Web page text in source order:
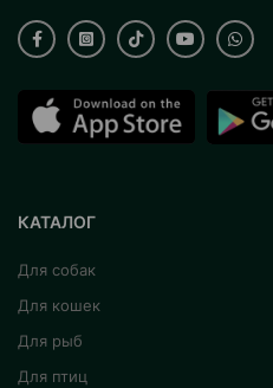
КАТАЛОГ
Для собак
Для кошек
Для рыб
Для птиц